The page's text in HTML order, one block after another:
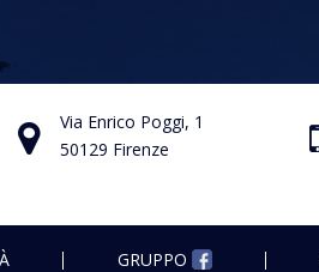
Via Enrico Poggi, 1
50129 Firenze
GRUPPO